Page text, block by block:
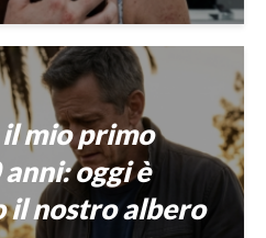
mio primo
oggi è
il nostro albero